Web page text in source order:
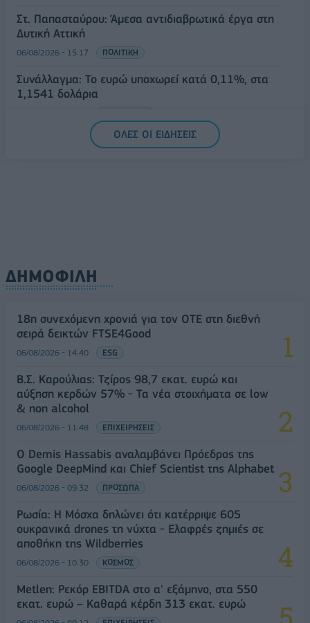
Στ. Παπασταύρου: Άμεσα αντιδιαβρωτικά έργα στη
Δυτική Αττική
06/08/2026 - 15:17 ΠΟΛΙΤΙΚΗ
Συνάλλαγμα: Το ευρώ υποχωρεί κατά 0,11%, στα
1,1541 δολάρια
ΟΛΕΣ ΟΙ ΕΙΔΗΣΕΙΣ
ΔΗΜΟΦΙΛΗ
18η συνεχόμενη χρονιά για τον ΟΤΕ στη διεθνή
σειρά δεικτών FTSE4Good
06/08/2026 - 14:40 ESG
Β.Σ. Καρούλιας: Τζίρος 98,7 εκατ. ευρώ και
αύξηση κερδών 57% - Τα νέα στοιχήματα σε low
& non alcohol
06/08/2026 - 11:48 ΕΠΙΧΕΙΡΗΣΕΙΣ
Ο Demis Hassabis αναλαμβάνει Πρόεδρος της
Google DeepMind και Chief Scientist της Alphabet
06/08/2026 - 09:32 ΠΡΟΣΩΠΑ
Ρωσία: Η Μόσχα δηλώνει ότι κατέρριψε 605
ουκρανικά drones τη νύχτα - Ελαφρές ζημιές σε
αποθήκη της Wildberries
06/08/2026 - 10:30 ΚΟΣΜΟΣ
Metlen: Ρεκόρ EBITDA στο α' εξάμηνο, στα 550
εκατ. ευρώ – Καθαρά κέρδη 313 εκατ. ευρώ